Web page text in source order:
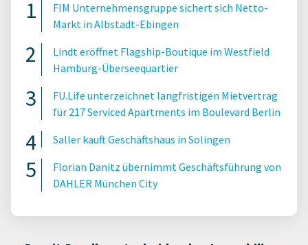
FIM Unternehmensgruppe sichert sich Netto-
Markt in Albstadt-Ebingen
Lindt eröffnet Flagship-Boutique im Westfield
Hamburg-Überseequartier
FU.Life unterzeichnet langfristigen Mietvertrag
für 217 Serviced Apartments im Boulevard Berlin
Saller kauft Geschäftshaus in Solingen
Florian Danitz übernimmt Geschäftsführung von
DAHLER München City